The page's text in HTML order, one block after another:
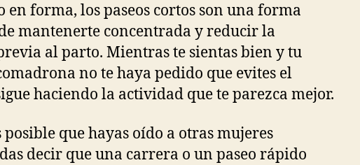
en forma, los paseos cortos son una forma
mantenerte concentrada y reducir la
al parto. Mientras te sientas bien y tu
no te haya pedido que evites el
haciendo la actividad que te parezca mejor.
posible que hayas oído a otras mujeres
decir que una carrera o un paseo rápido